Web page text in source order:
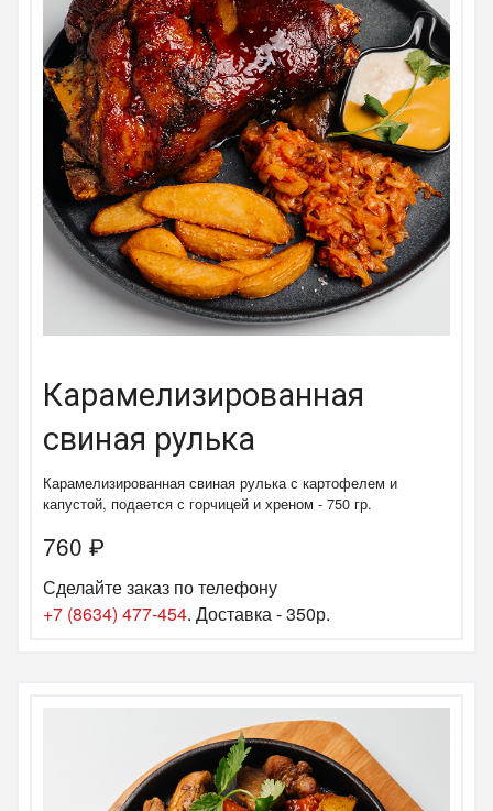
Карамелизированная
свиная рулька
Карамелизированная свиная рулька с картофелем и
капустой, подается с горчицей и хреном - 750 гр.
760 ₽
Сделайте заказ по телефону
+7 (8634) 477-454. Доставка - 350р.